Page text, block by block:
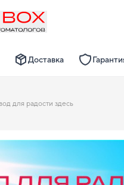
Доставка
для радости здесь